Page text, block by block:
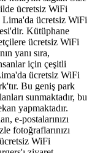
ücretsiz WiFi
ücretsiz WiFi
Kütüphane
ücretsiz WiFi
yanı sıra,
için çeşitli
ücretsiz WiFi
Bu geniş park
sunmaktadır, bu
yapmaktadır.
e-postalarınızı
fotoğraflarınızı
WiFi